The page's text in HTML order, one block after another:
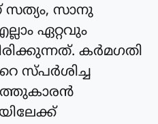
സത്യം, സാനു
ഏറ്റവും
കർമഗതി
സ്പർശിച്ച